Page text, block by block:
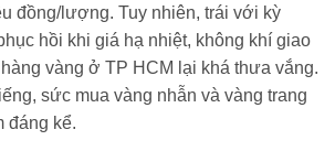
đồng/lượng. Tuy nhiên, trái với kỳ
hồi khi giá hạ nhiệt, không khí giao
vàng ở TP HCM lại khá thưa vắng.
sức mua vàng nhẫn và vàng trang
đáng kể.